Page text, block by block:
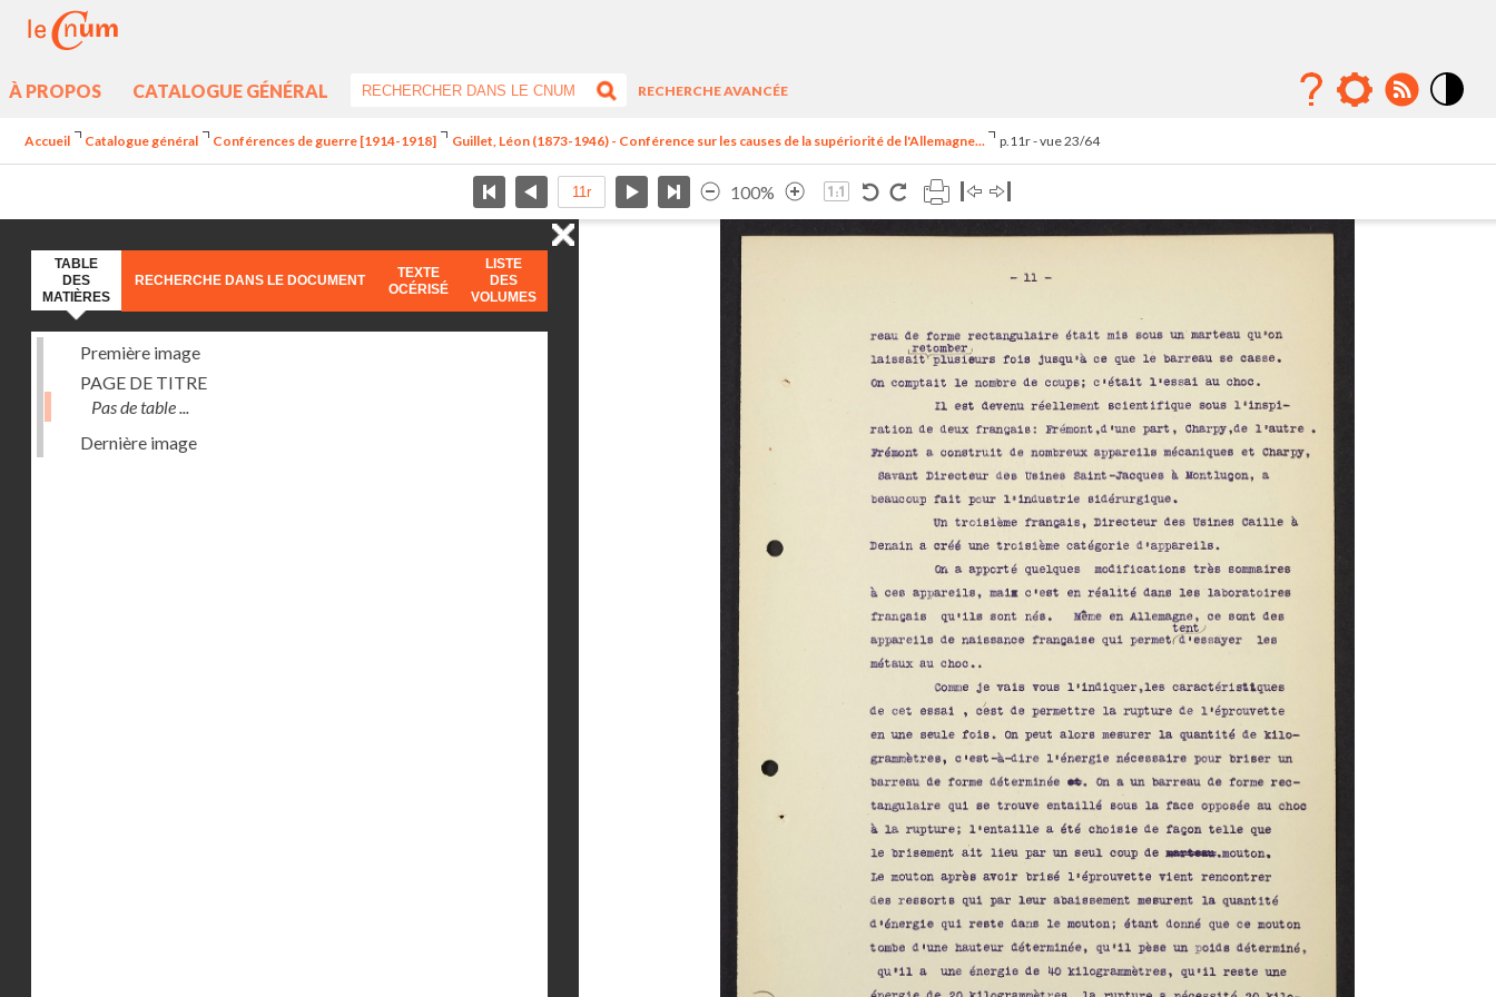
À PROPOS CATALOGUE GÉNÉRAL
RECHERCHE AVANCÉE
Accueil Catalogue général Conférences de guerre [1914-1918] Guillet, Léon (1873-1946) - Conférence sur les causes de la supériorité de l'Allemagne... p.11r - vue 23/64
100%
TABLE
DES
MATIÈRES
RECHERCHE DANS LE DOCUMENT
TEXTE
OCÉRISÉ
LISTE
DES
VOLUMES
Première image
PAGE DE TITRE
Pas de table ...
Dernière image